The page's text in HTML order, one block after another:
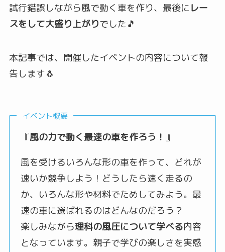
試行錯誤しながら風で動く車を作り、最後に レー
スをして大盛り上がりでした🎵
本記事では、開催したイベントの内容について報
告します🐧
イベント概要
『風の力で動く最速の車を作ろう！ 』
風を受けるいろんな形の車を作って、どれが
速いか競争しよう！どうしたら速く走るの
か、いろんな形や材料でためしてみよう。最
速の車に選ばれるのはどんなのだろう？
楽しみながら理科の風圧について学べる内容
となっています。親子で学びの楽しさを実感